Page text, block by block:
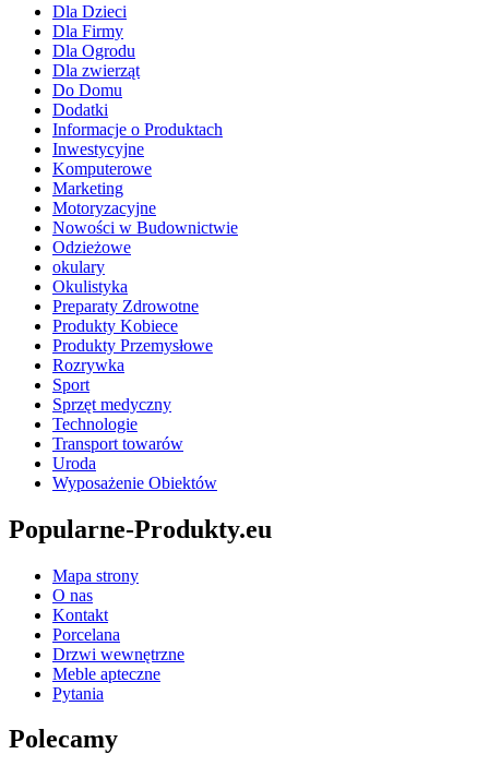
Dla Dzieci
Dla Firmy
Dla Ogrodu
Dla zwierząt
Do Domu
Dodatki
Informacje o Produktach
Inwestycyjne
Komputerowe
Marketing
Motoryzacyjne
Nowości w Budownictwie
Odzieżowe
okulary
Okulistyka
Preparaty Zdrowotne
Produkty Kobiece
Produkty Przemysłowe
Rozrywka
Sport
Sprzęt medyczny
Technologie
Transport towarów
Uroda
Wyposażenie Obiektów
Popularne-Produkty.eu
Mapa strony
O nas
Kontakt
Porcelana
Drzwi wewnętrzne
Meble apteczne
Pytania
Polecamy